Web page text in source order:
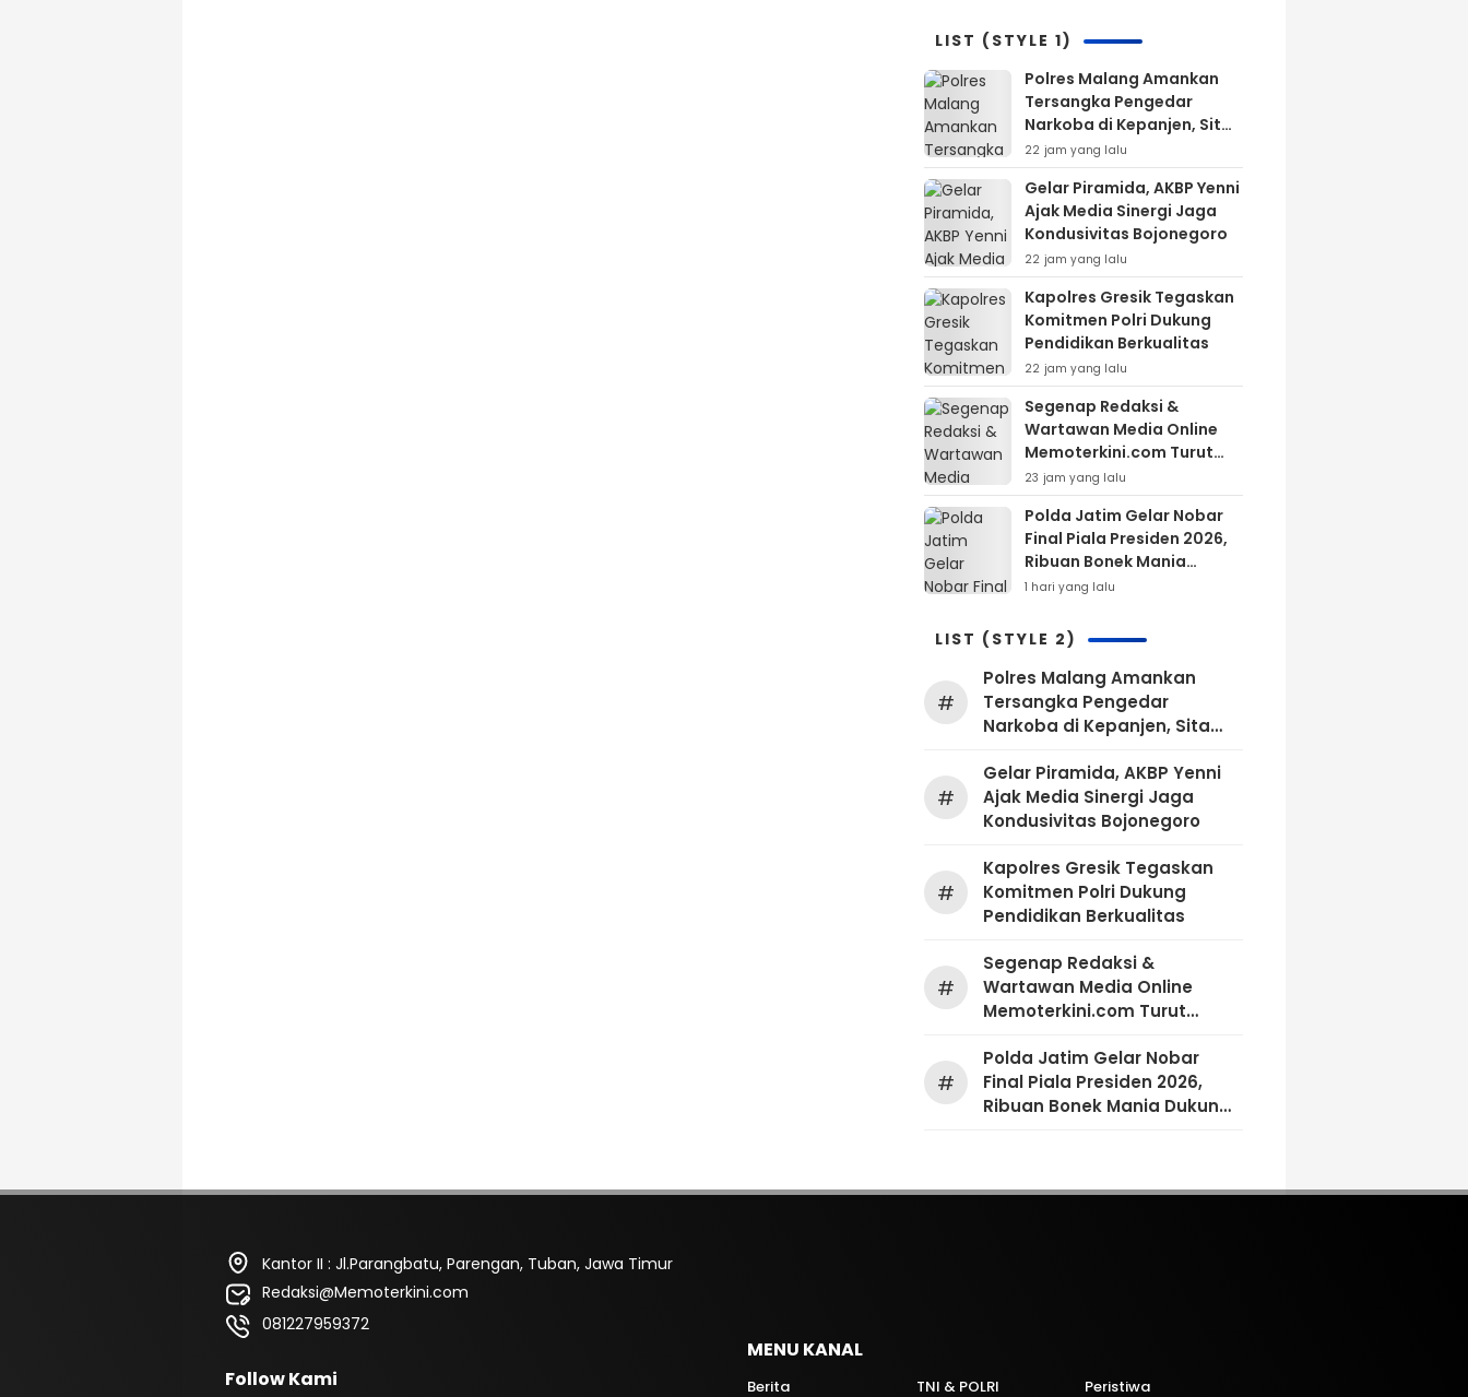
Lama Diganti Yang Baru
Jelas
LIST (STYLE 1)
Polres Malang Amankan
Tersangka Pengedar
Narkoba di Kepanjen, Sita
Sabu 96 Gram dan Ganja
131 Gram
22 jam yang lalu
Gelar Piramida, AKBP Yenni
Ajak Media Sinergi Jaga
Kondusivitas Bojonegoro
22 jam yang lalu
Kapolres Gresik Tegaskan
Komitmen Polri Dukung
Pendidikan Berkualitas
22 jam yang lalu
Segenap Redaksi &
Wartawan Media Online
Memoterkini.com Turut
Berdukacita Atas
Wafatnya H.M.Sholeh.S.H
23 jam yang lalu
Polda Jatim Gelar Nobar
Final Piala Presiden 2026,
Ribuan Bonek Mania
Dukung Persebaya dari
1 hari yang lalu
LIST (STYLE 2)
#
Polres Malang Amankan
Tersangka Pengedar
Narkoba di Kepanjen, Sita
Gram
#
Gelar Piramida, AKBP Yenni
Ajak Media Sinergi Jaga
Kondusivitas Bojonegoro
#
Kapolres Gresik Tegaskan
Komitmen Polri Dukung
Pendidikan Berkualitas
#
Segenap Redaksi &
Wartawan Media Online
Memoterkini.com Turut
H.M.Sholeh.S.H
#
Polda Jatim Gelar Nobar
Final Piala Presiden 2026,
Ribuan Bonek Mania Dukung
Kantor II : Jl.Parangbatu, Parengan, Tuban, Jawa Timur
Redaksi@Memoterkini.com
081227959372
Follow Kami
MENU KANAL
Berita TNI & POLRI Peristiwa